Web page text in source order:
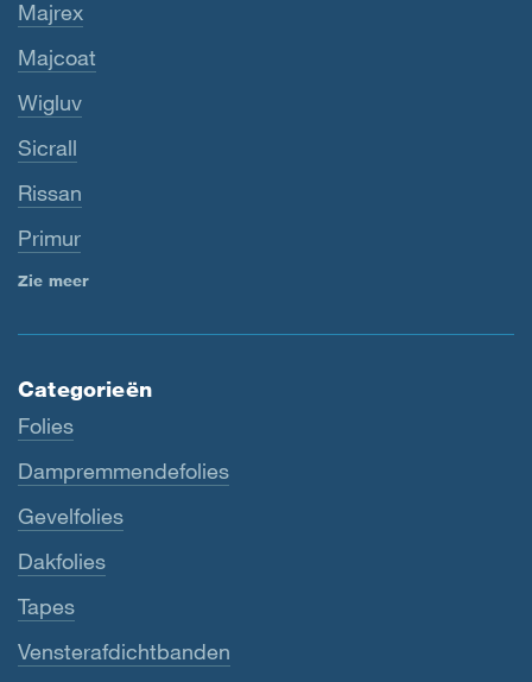
Majrex
Majcoat
Wigluv
Sicrall
Rissan
Primur
Zie meer
Categorieën
Folies
Dampremmendefolies
Gevelfolies
Dakfolies
Tapes
Vensterafdichtbanden